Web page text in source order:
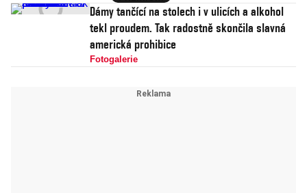
Dámy tančící na stolech i v ulicích a alkohol
tekl proudem. Tak radostně skončila slavná
americká prohibice
Fotogalerie